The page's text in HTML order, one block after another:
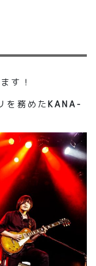
す！
を務めたKANA-